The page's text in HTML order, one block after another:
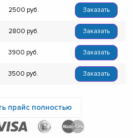
2500 Заказать
2800 Заказать
3900 Заказать
3500 Заказать
прайс полностью